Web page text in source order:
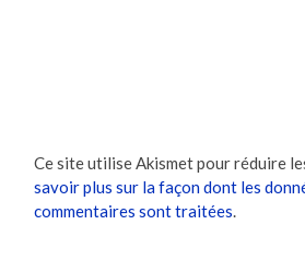
Ce site utilise Akismet pour réduire
savoir plus sur la façon dont les
commentaires sont traitées.